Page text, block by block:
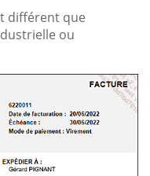
différent que
ou